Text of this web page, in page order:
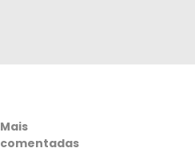
Mais
comentadas